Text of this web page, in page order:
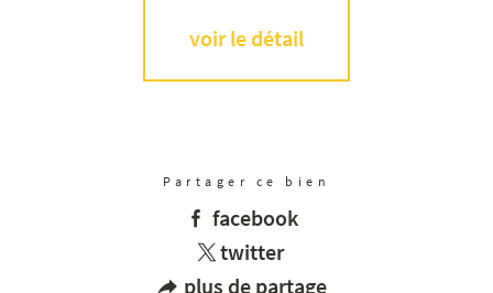
voir le détail
Partager ce bien
facebook
twitter
plus de partage